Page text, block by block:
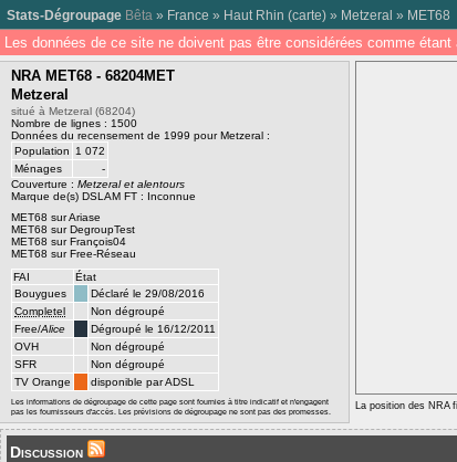
Stats-Dégroupage Bêta » France » Haut Rhin (carte) » Metzeral » MET68
Les données de ce site ne doivent pas être considérées comme
NRA MET68 - 68204MET
Metzeral
situé à Metzeral (68204)
Nombre de lignes : 1500
Données du recensement de 1999 pour Metzeral :
Population
1 072
Ménages
-
Couverture : Metzeral et alentours
Marque de(s) DSLAM FT : Inconnue
MET68 sur Ariase
MET68 sur DegroupTest
MET68 sur François04
MET68 sur Free-Réseau
FAI
État
Bouygues
Déclaré le 29/08/2016
Completel
Non dégroupé
Free/Alice
Dégroupé le 16/12/2011
OVH
Non dégroupé
SFR
Non dégroupé
TV Orange
disponible par ADSL
Les informations de dégroupage de cette page sont fournies à titre indicatif et n'engagent
pas les fournisseurs d'accès. Les prévisions de dégroupage ne sont pas des promesses.
La position des NRA
Discussion